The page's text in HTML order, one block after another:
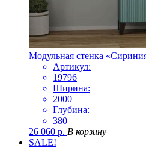
Модульная стенка
Артикул:
19796
Ширина:
2000
Глубина:
380
26 060 р. В корзину
SALE!